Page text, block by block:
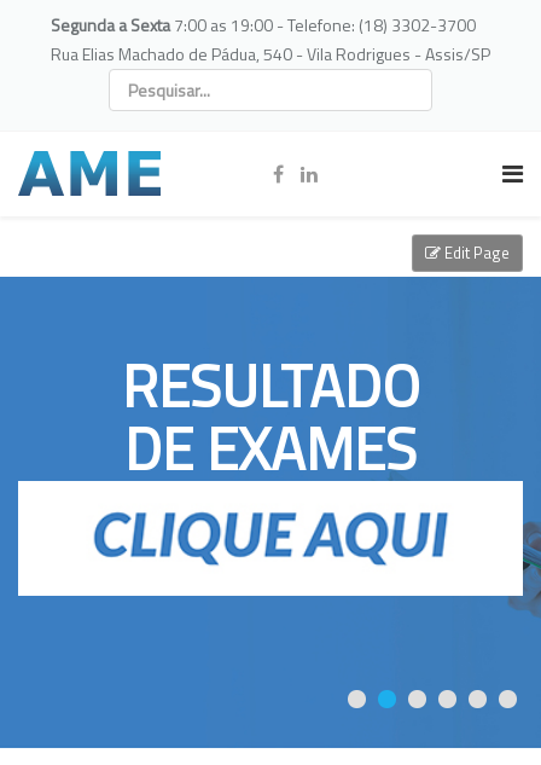
Segunda a Sexta7:00 as 19:00 - Telefone: (18) 3302-3700
Rua Elias Machado de Pádua, 540 - Vila Rodrigues - Assis/SP
RESULTADO
DE EXAMES
Edit Page